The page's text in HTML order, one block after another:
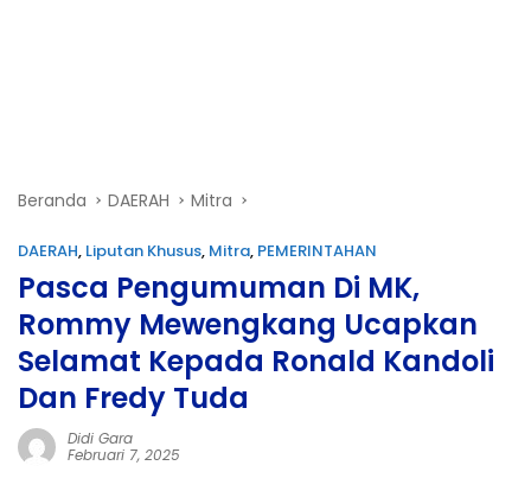
Beranda DAERAH Mitra
DAERAH, Liputan Khusus, Mitra, PEMERINTAHAN
Pasca Pengumuman Di MK,
Rommy Mewengkang Ucapkan
Selamat Kepada Ronald Kandoli
Dan Fredy Tuda
Didi Gara
Februari 7, 2025